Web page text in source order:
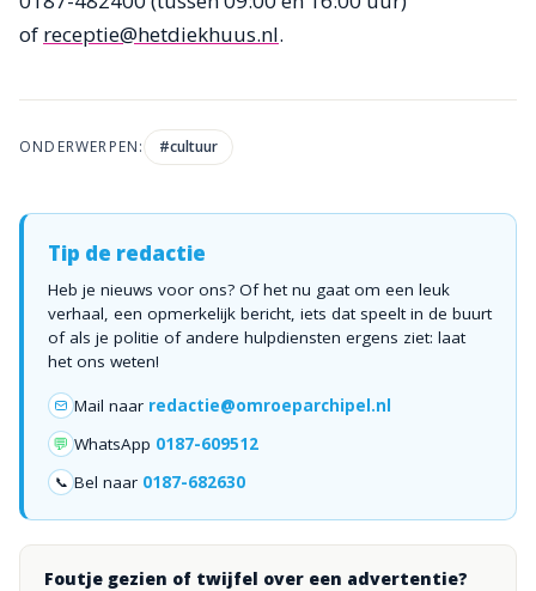
of receptie@hetdiekhuus.nl.
ONDERWERPEN: #cultuur
Tip de redactie
Heb je nieuws voor ons? Of het nu gaat om een leuk
verhaal, een opmerkelijk bericht, iets dat speelt in de buurt
of als je politie of andere hulpdiensten ergens ziet: laat
het ons weten!
Mail naar redactie@omroeparchipel.nl
💬 WhatsApp 0187-609512
📞 Bel naar 0187-682630
Foutje gezien of twijfel over een advertentie?